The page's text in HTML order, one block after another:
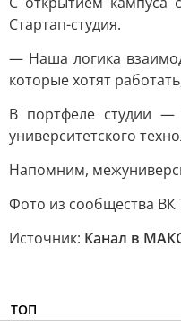
Стартап-студия.
— Наша логика
которые хотят
В портфеле студии —
университетского
Напомним,
Фото из сообщества ВК
Источник: Канал в
ТОП